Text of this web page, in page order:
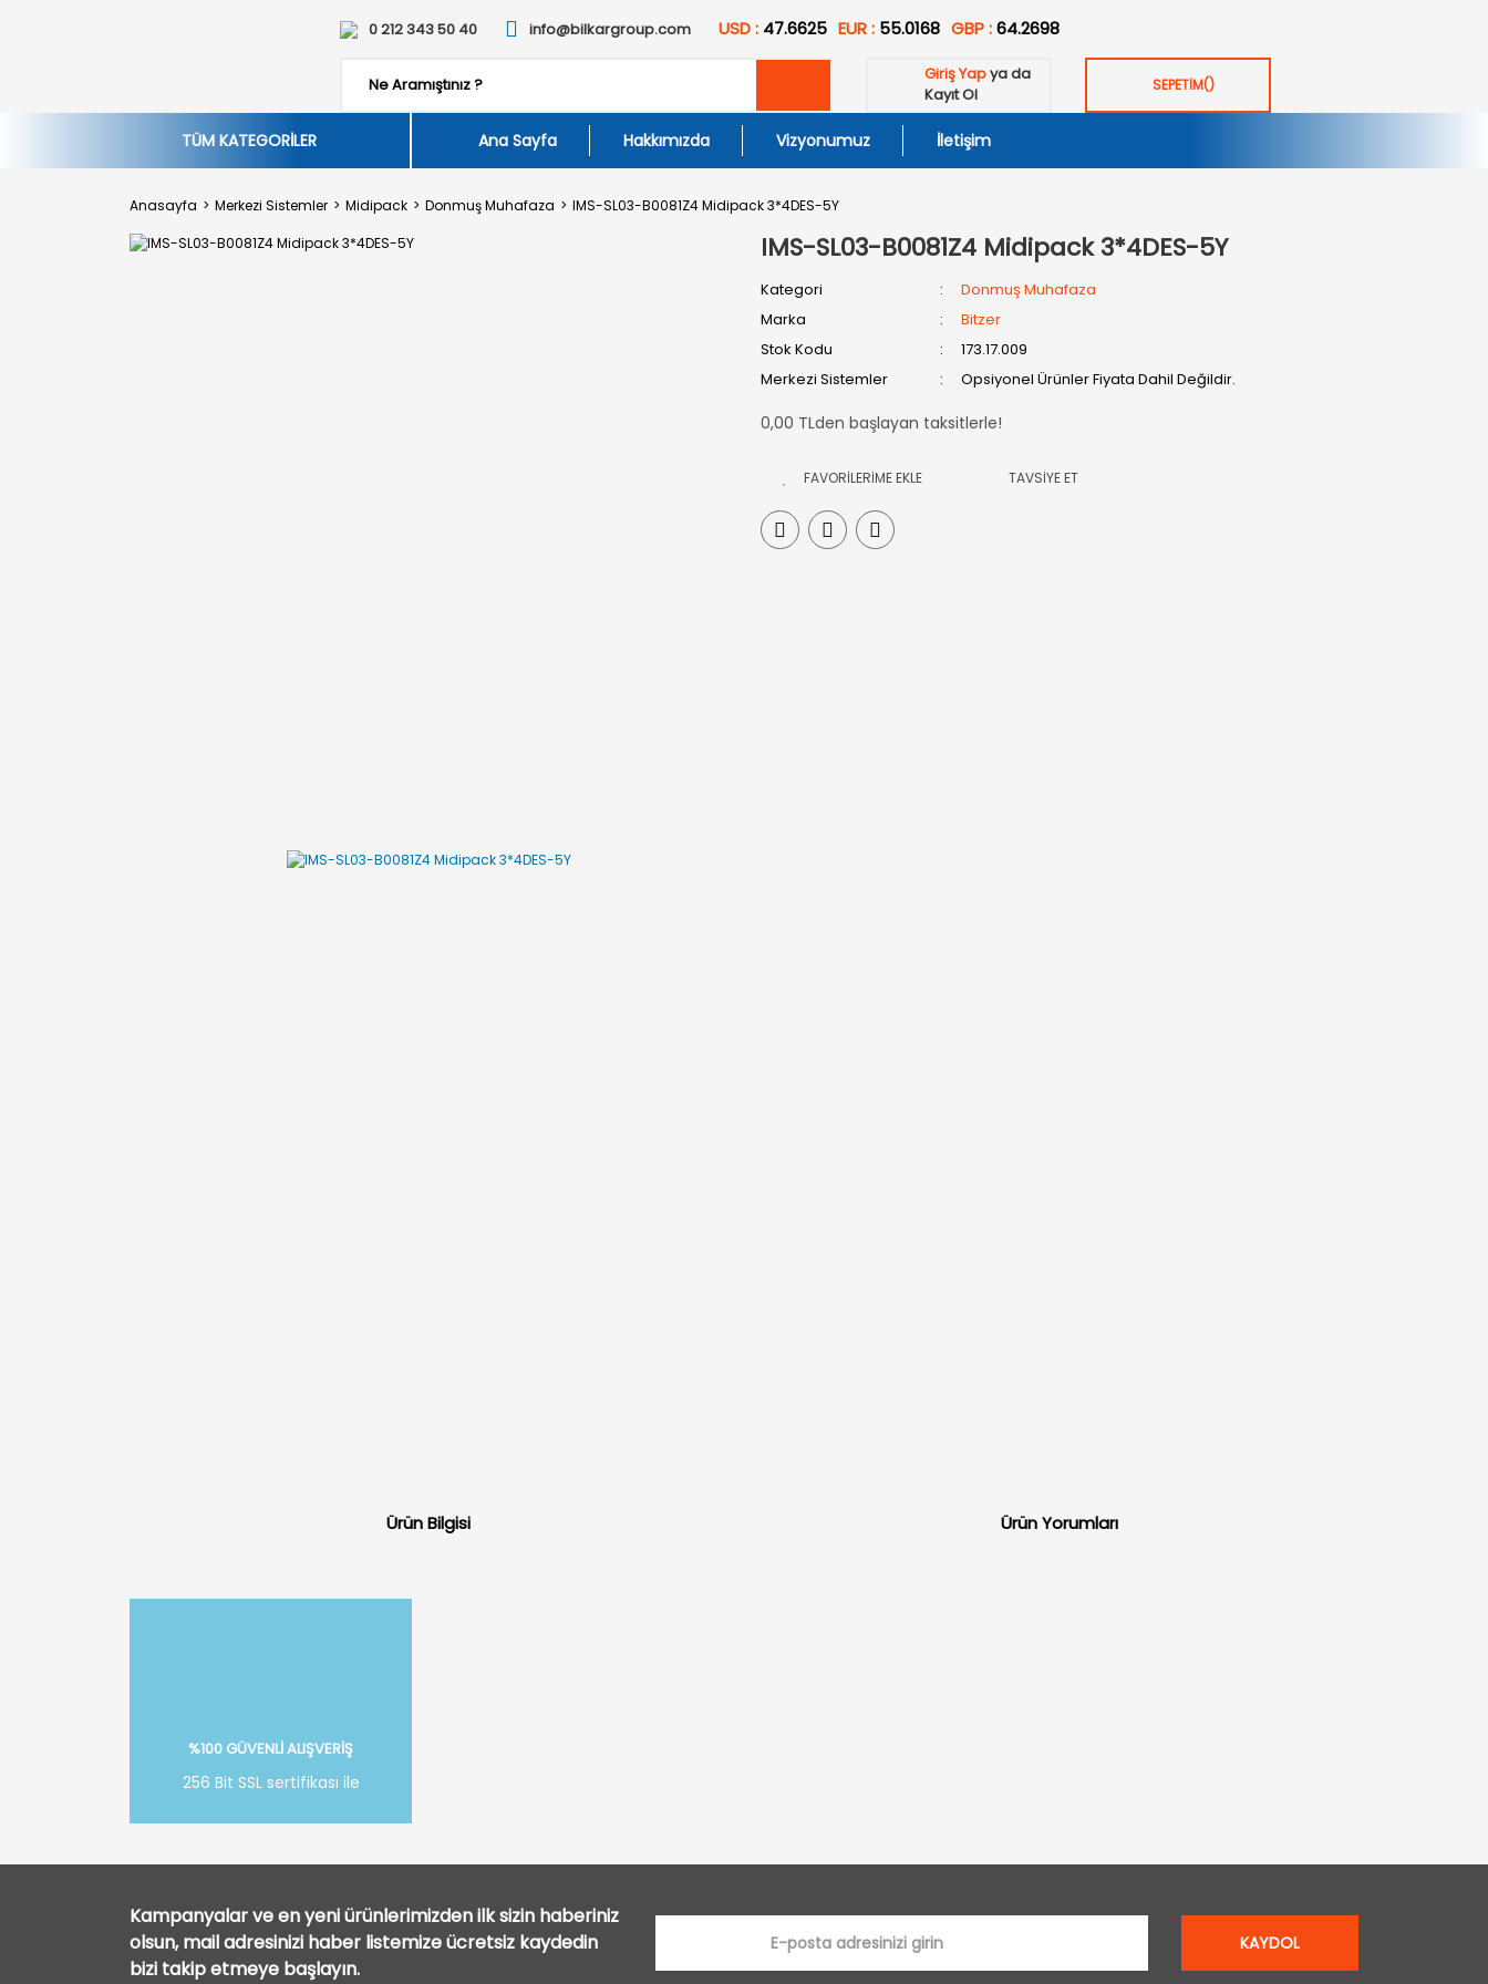
0 212 343 50 40 info@bilkargroup.com USD : 47.6625 EUR : 55.0168 GBP :64.2698
Giriş Yapya da
Kayıt Ol
SEPETİM()
TÜM KATEGORİLER Ana Sayfa Hakkımızda Vizyonumuz İletişim
Anasayfa Merkezi Sistemler Midipack Donmuş Muhafaza IMS-SL03-B0081Z4 Midipack 3*4DES-5Y
IMS-SL03-B0081Z4 Midipack 3*4DES-5Y
Kategori
Donmuş Muhafaza
Marka
Bitzer
Stok Kodu
173.17.009
Merkezi Sistemler
Opsiyonel Ürünler Fiyata Dahil Değildir.
0,00 TLden başlayan taksitlerle!
TAVSİYE ET
Ürün Bilgisi Ürün Yorumları
%100 GÜVENLİ ALIŞVERİŞ
256 Bit SSL sertifikası ile
Kampanyalar ve en yeni ürünlerimizden ilk sizin haberiniz
olsun, mail adresinizi haber listemize ücretsiz kaydedin
bizi takip etmeye başlayın.
KAYDOL